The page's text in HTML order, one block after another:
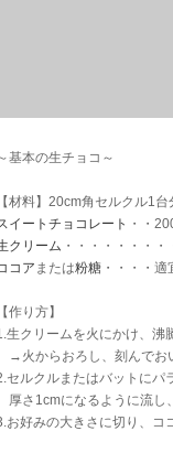
基本の生チョコ～
【材料】20cm角セルクル1台
イートチョコレート ・・
クリーム ・・・・・・・・
コア または粉糖 ・・・・適
【作り方】
生クリームを火にかけ、沸
→火からおろし、刻んでお
セルクルまたはバットにパ
厚さ1cmになるように流し
お好みの大きさに切り、コ